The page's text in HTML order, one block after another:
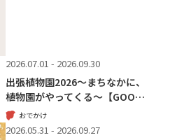
2026.07.01 - 2026.09.30
出張植物園2026～まちなかに、
植物園がやってくる～【GOO…
おでかけ
2026.05.31 - 2026.09.27